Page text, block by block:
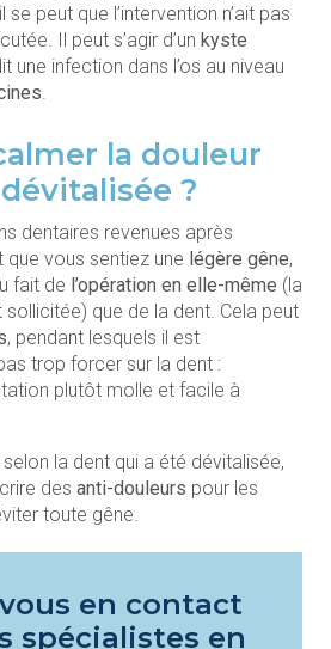
peut que l’intervention n’ait pas
Il peut s’agir d’un kyste
une infection dans l’os au niveau
.
la douleur
?
dentaires revenues après
que vous sentiez une légère gêne,
fait de l’opération en elle-même (la
que de la dent. Cela peut
, pendant lesquels il est
trop forcer sur la dent :
plutôt molle et facile à
la dent qui a été dévitalisée,
des anti-douleurs pour les
toute gêne.
en contact
spécialistes en